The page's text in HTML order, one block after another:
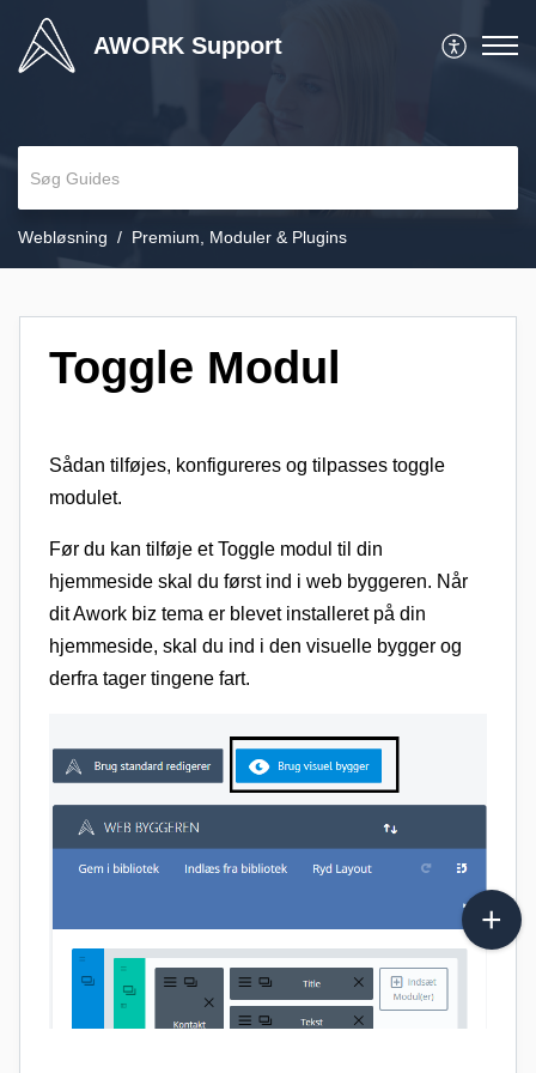
AWORK Support
Webløsning Premium, Moduler & Plugins
Toggle Modul
Sådan tilføjes, konfigureres og tilpasses toggle
modulet.
Før du kan tilføje et Toggle modul til din
hjemmeside skal du først ind i web byggeren. Når
dit Awork biz tema er blevet installeret på din
hjemmeside, skal du ind i den visuelle bygger og
derfra tager tingene fart.